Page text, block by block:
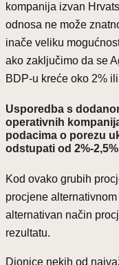
kompanija izvan
odnosa ne može
inače veliku
ako zaključimo da se
BDP-u kreće oko 2%
Usporedba s
operativnih
podacima o porezu
odstupati od 2%-
Kod ovako grubih
procjene
alternativan način
rezultatu.
Dionice nekih od